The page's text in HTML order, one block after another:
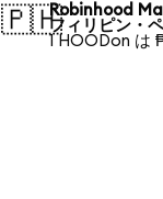
🇵🇭Robinhood
フィリピン・
1 HOODon は